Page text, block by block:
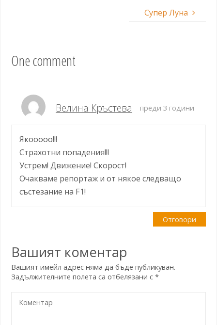
Супер Луна
One comment
Велина Кръстева преди 3 години
Якооооо!!!
Страхотни попадения!!!
Устрем! Движение! Скорост!
Очакваме репортаж и от някое следващо
състезание на F1!
Отговори
Вашият коментар
Вашият имейл адрес няма да бъде публикуван.
Задължителните полета са отбелязани с*